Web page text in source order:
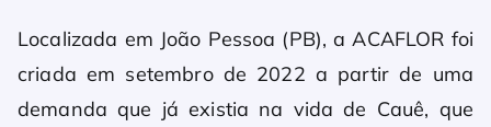
Localizada em João Pessoa (PB), a ACAFLOR foi
criada em setembro de 2022 a partir de uma
demanda que já existia na vida de Cauê, que